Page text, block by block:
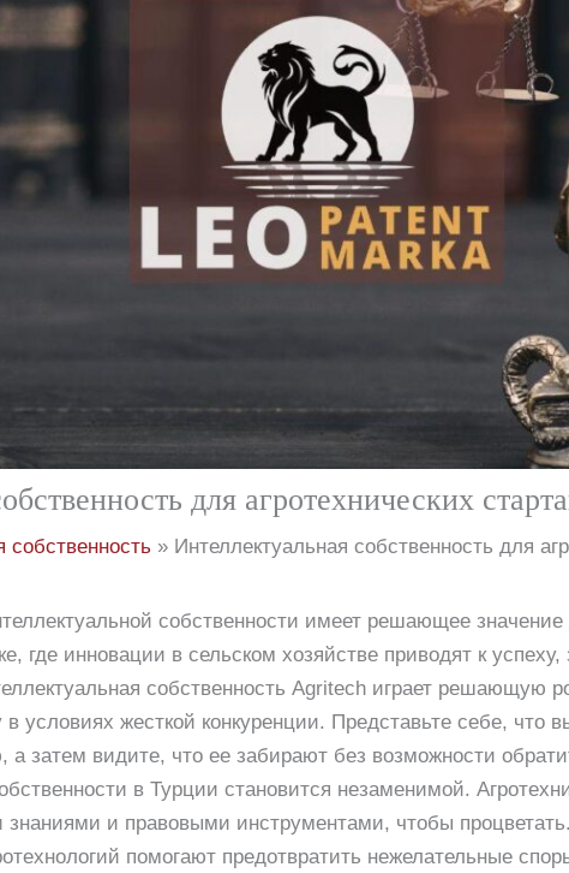
для агротехнических
собственность Интеллектуальная собственность для
собственности имеет решающее значение
где инновации в сельском хозяйстве приводят к
собственность Agritech играет решающую
условиях жесткой конкуренции. Представьте себе, что
а затем видите, что ее забирают без возможности
в Турции становится незаменимой.
и правовыми инструментами, чтобы
помогают предотвратить нежелательные